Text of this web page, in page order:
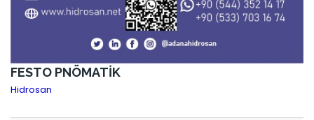
FESTO PNÖMATİK
Hidrosan